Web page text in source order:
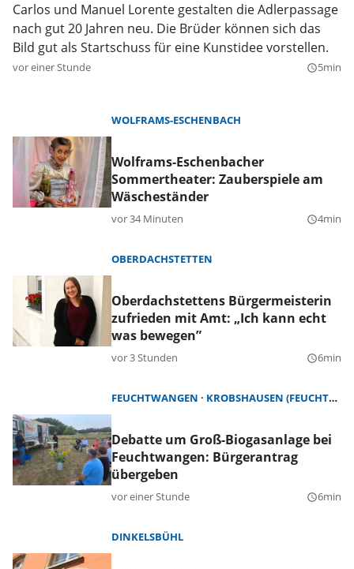
Carlos und Manuel Lorente gestalten die Adlerpassage
nach gut 20 Jahren neu. Die Brüder können sich das
Bild gut als Startschuss für eine Kunstidee vorstellen.
vor einer Stunde query_builder5min
WOLFRAMS-ESCHENBACH
Wolframs-Eschenbacher
Sommertheater: Zauberspiele am
Wäscheständer
vor 34 Minuten query_builder4min
OBERDACHSTETTEN
Oberdachstettens Bürgermeisterin
zufrieden mit Amt: „Ich kann echt
was bewegen”
vor 3 Stunden query_builder6min
FEUCHTWANGEN KROBSHAUSEN (FEUCHTWANGEN)
Debatte um Groß-Biogasanlage bei
Feuchtwangen: Bürgerantrag
übergeben
vor einer Stunde query_builder6min
DINKELSBÜHL